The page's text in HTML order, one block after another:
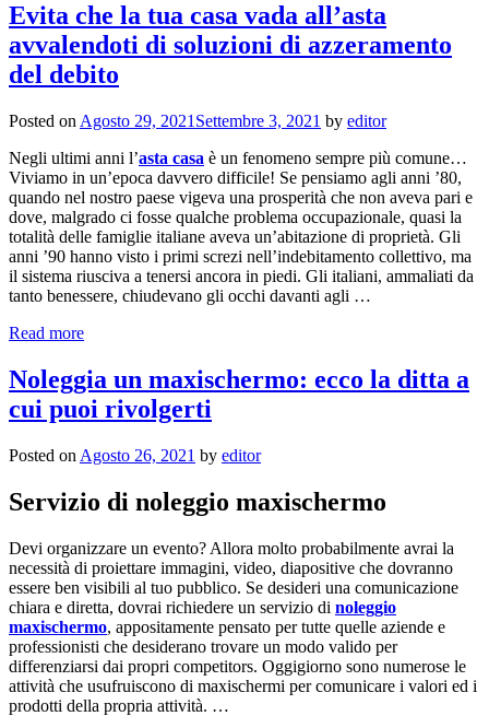
Evita che la tua casa vada all’asta
avvalendoti di soluzioni di azzeramento
del debito
Posted on Agosto 29, 2021 Settembre 3, 2021 by editor
Negli ultimi anni l’asta casa è un fenomeno sempre più comune…
Viviamo in un’epoca davvero difficile! Se pensiamo agli anni ’80,
quando nel nostro paese vigeva una prosperità che non aveva pari e
dove, malgrado ci fosse qualche problema occupazionale, quasi la
totalità delle famiglie italiane aveva un’abitazione di proprietà. Gli
anni ’90 hanno visto i primi screzi nell’indebitamento collettivo, ma
il sistema riusciva a tenersi ancora in piedi. Gli italiani, ammaliati da
tanto benessere, chiudevano gli occhi davanti agli …
Read more
Noleggia un maxischermo: ecco la ditta a
cui puoi rivolgerti
Posted on Agosto 26, 2021 by editor
Servizio di noleggio maxischermo
Devi organizzare un evento? Allora molto probabilmente avrai la
necessità di proiettare immagini, video, diapositive che dovranno
essere ben visibili al tuo pubblico. Se desideri una comunicazione
chiara e diretta, dovrai richiedere un servizio di noleggio
maxischermo, appositamente pensato per tutte quelle aziende e
professionisti che desiderano trovare un modo valido per
differenziarsi dai propri competitors. Oggigiorno sono numerose le
attività che usufruiscono di maxischermi per comunicare i valori ed i
prodotti della propria attività. …